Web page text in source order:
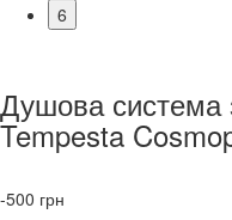
6
Душова система
Tempesta
-500 грн